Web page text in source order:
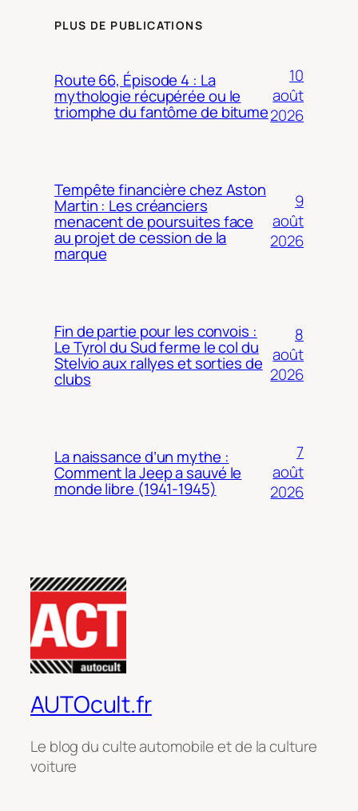
PLUS DE PUBLICATIONS
Route 66, Épisode 4 : La
mythologie récupérée ou le
triomphe du fantôme de bitume
10
août
2026
Tempête financière chez Aston
Martin : Les créanciers
menacent de poursuites face
au projet de cession de la
marque
9
août
2026
Fin de partie pour les convois :
Le Tyrol du Sud ferme le col du
Stelvio aux rallyes et sorties de
clubs
8
août
2026
La naissance d’un mythe :
Comment la Jeep a sauvé le
monde libre (1941-1945)
7
août
2026
AUTOcult.fr
Le blog du culte automobile et de la culture
voiture